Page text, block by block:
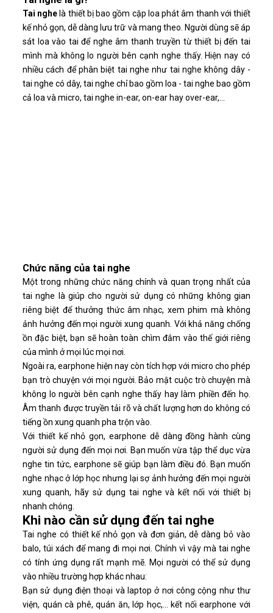
Tai nghe là thiết bị bao gồm cặp loa phát âm thanh với thiết
kế nhỏ gọn, dễ dàng lưu trữ và mang theo. Người dùng sẽ áp
sát loa vào tai để nghe âm thanh truyền từ thiết bị đến tai
mình mà không lo người bên cạnh nghe thấy. Hiện nay có
nhiều cách để phân biệt tai nghe như tai nghe không dây -
tai nghe có dây, tai nghe chỉ bao gồm loa - tai nghe bao gồm
cả loa và micro, tai nghe in-ear, on-ear hay over-ear,...
Chức năng của tai nghe
Một trong những chức năng chính và quan trọng nhất của
tai nghe là giúp cho người sử dụng có những không gian
riêng biệt để thưởng thức âm nhạc, xem phim mà không
ảnh hưởng đến mọi người xung quanh. Với khả năng chống
ồn đặc biệt, bạn sẽ hoàn toàn chìm đắm vào thế giới riêng
của mình ở mọi lúc mọi nơi.
Ngoài ra, earphone hiện nay còn tích hợp với micro cho phép
bạn trò chuyện với mọi người. Bảo mật cuộc trò chuyện mà
không lo người bên cạnh nghe thấy hay làm phiền đến họ.
Âm thanh được truyền tải rõ và chất lượng hơn do không có
tiếng ồn xung quanh pha trộn vào.
Với thiết kế nhỏ gọn, earphone dễ dàng đồng hành cùng
người sử dụng đến mọi nơi. Bạn muốn vừa tập thể dục vừa
nghe tin tức, earphone sẽ giúp bạn làm điều đó. Bạn muốn
nghe nhạc ở lớp học nhưng lại sợ ảnh hưởng đến mọi người
xung quanh, hãy sử dụng tai nghe và kết nối với thiết bị
nhanh chóng.
Khi nào cần sử dụng đến tai nghe
Tai nghe có thiết kế nhỏ gọn và đơn giản, dễ dàng bỏ vào
balo, túi xách để mang đi mọi nơi. Chính vì vậy mà tai nghe
có tính ứng dụng rất mạnh mẽ. Mọi người có thể sử dụng
vào nhiều trường hợp khác nhau:
Bạn sử dụng điện thoại và laptop ở nơi công cộng như thư
viện, quán cà phê, quán ăn, lớp học,... kết nối earphone với